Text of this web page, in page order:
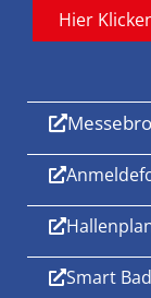
Hier
Smart